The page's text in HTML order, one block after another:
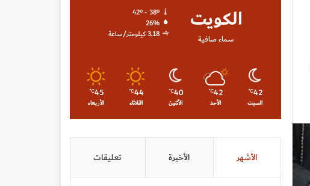
الكويت
سماء صافية
42º - 38º
26%
3.18 كيلومتر/ساعة
42
℃
السبت
42
℃
الأحد
40
℃
الأثنين
44
℃
الثلاثاء
45
℃
الأربعاء
الأشهر الأخيرة تعليقات